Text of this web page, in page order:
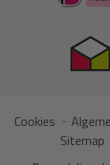
Cookies
Sitemap